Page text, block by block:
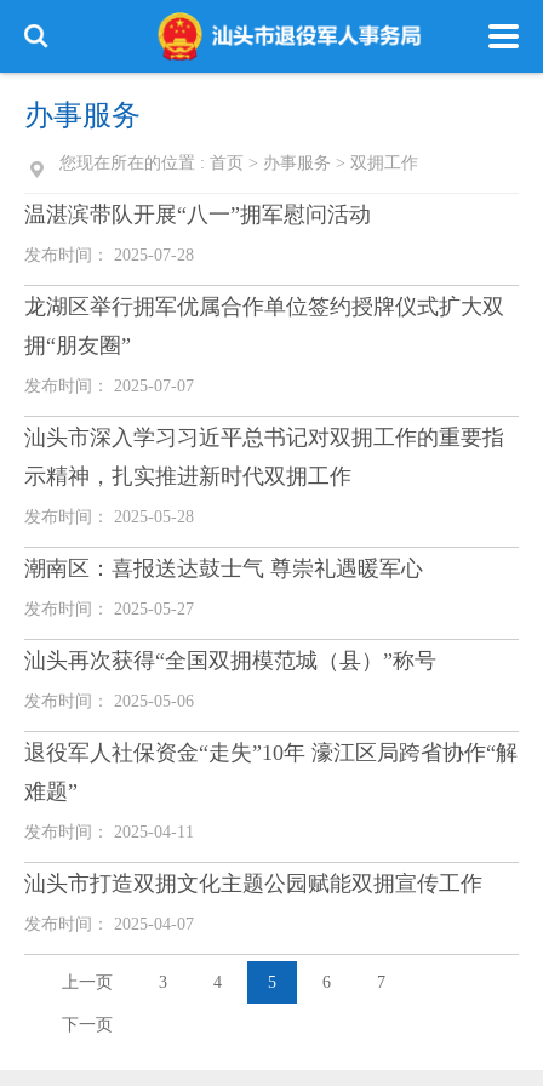
办事服务
您现在所在的位置 : 首页 > 办事服务 > 双拥工作
温湛滨带队开展“八一”拥军慰问活动
发布时间： 2025-07-28
龙湖区举行拥军优属合作单位签约授牌仪式扩大双
拥“朋友圈”
发布时间： 2025-07-07
汕头市深入学习习近平总书记对双拥工作的重要指
示精神，扎实推进新时代双拥工作
发布时间： 2025-05-28
潮南区：喜报送达鼓士气 尊崇礼遇暖军心
发布时间： 2025-05-27
汕头再次获得“全国双拥模范城（县）”称号
发布时间： 2025-05-06
退役军人社保资金“走失”10年 濠江区局跨省协作“解
难题”
发布时间： 2025-04-11
汕头市打造双拥文化主题公园赋能双拥宣传工作
发布时间： 2025-04-07
上一页 3 4 5 6 7
下一页